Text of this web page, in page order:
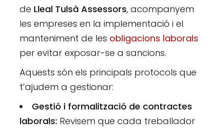
de Lleal Tulsà Assessors, acompanyem
les empreses en la implementació i el
manteniment de les obligacions laborals
per evitar exposar-se a sancions.
Aquests són els principals protocols que
t’ajudem a gestionar:
Gestió i formalització de contractes
laborals: Revisem que cada treballador